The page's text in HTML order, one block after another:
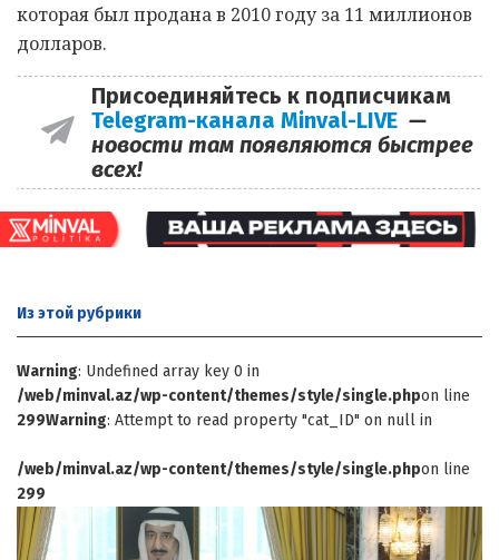
которая был продана в 2010 году за 11 миллионов
долларов.
Присоединяйтесь к подписчикам
Telegram-канала Minval-LIVE —
новости там появляются быстрее
всех!
Из этой рубрики
Warning: Undefined array key 0 in
/web/minval.az/wp-content/themes/style/single.phpon line
299Warning: Attempt to read property "cat_ID" on null in
/web/minval.az/wp-content/themes/style/single.phpon line
299